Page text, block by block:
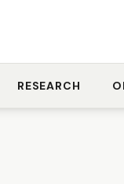
RESEARCH